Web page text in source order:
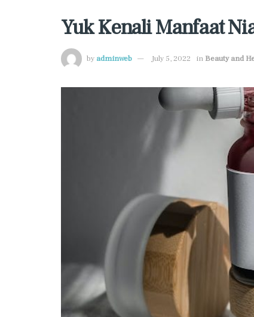
Yuk Kenali Manfaat
by adminweb July 5, 2022 in Beauty and